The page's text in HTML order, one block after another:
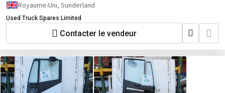
Royaume-Uni, Sunderland
Used Truck Spares Limited
Contacter le vendeur